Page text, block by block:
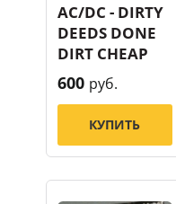
AC/DC - DIRTY
DEEDS DONE
DIRT CHEAP
600 руб.
КУПИТЬ